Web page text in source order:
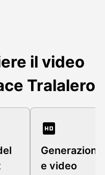
il video
Tralalero
e video